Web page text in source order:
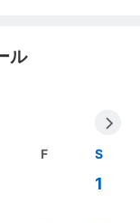
する時間であっ
ル
F S
1